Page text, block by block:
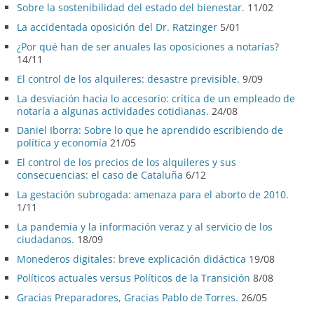
Sobre la sostenibilidad del estado del bienestar. 11/02
La accidentada oposición del Dr. Ratzinger 5/01
¿Por qué han de ser anuales las oposiciones a notarías?
14/11
El control de los alquileres: desastre previsible. 9/09
La desviación hacia lo accesorio: crítica de un empleado de
notaría a algunas actividades cotidianas. 24/08
Daniel Iborra: Sobre lo que he aprendido escribiendo de
política y economía 21/05
El control de los precios de los alquileres y sus
consecuencias: el caso de Cataluña 6/12
La gestación subrogada: amenaza para el aborto de 2010.
1/11
La pandemia y la información veraz y al servicio de los
ciudadanos. 18/09
Monederos digitales: breve explicación didáctica 19/08
Políticos actuales versus Políticos de la Transición 8/08
Gracias Preparadores, Gracias Pablo de Torres. 26/05